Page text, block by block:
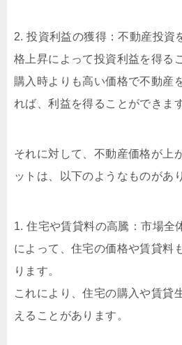
2. 投資利益の獲得：不動産投資
格上昇によって投資利益を得る
購入時よりも高い価格で不動産
れば、利益を得ることができます
それに対して、不動産価格が上
ットは、以下のようなものがあ
1. 住宅や賃貸料の高騰：市場全
によって、住宅の価格や賃貸料
ります。
これにより、住宅の購入や賃貸
えることがあります。